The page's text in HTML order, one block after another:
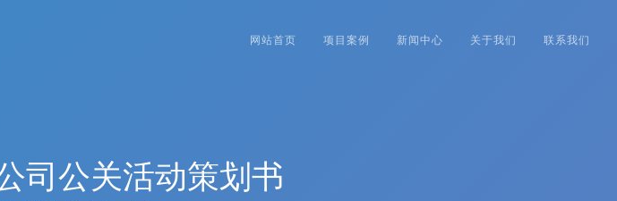
网站首页 项目案例 新闻中心 关于我们 联系我们
司公关活动策划书